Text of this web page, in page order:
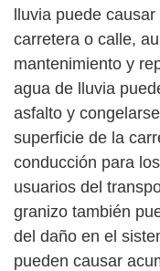
lluvia puede
carretera o calle,
mantenimiento y
agua de lluvia
asfalto y
superficie de la
conducción para
usuarios del
granizo también
del daño en el
pueden causar